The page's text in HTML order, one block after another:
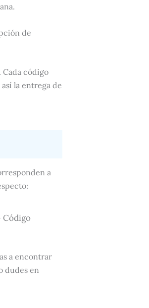
de
Cada código
la entrega de
a
Código
a encontrar
dudes en